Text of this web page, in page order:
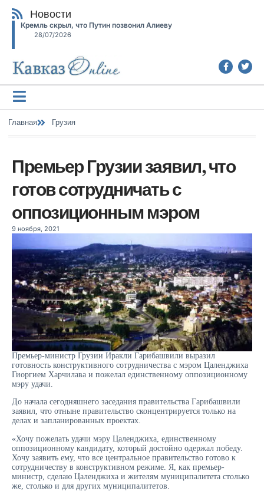
Новости
Кремль скрыл, что Путин позвонил Алиеву
28/07/2026
Главная Грузия
Премьер Грузии заявил, что
готов сотрудничать с
оппозиционным мэром
9 ноября, 2021
Премьер-министр Грузии Иракли Гарибашвили выразил
готовность конструктивного сотрудничества с мэром Цаленджиха
Гиоргием Харчилава и пожелал единственному оппозиционному
мэру удачи.
До начала сегодняшнего заседания правительства Гарибашвили
заявил, что отныне правительство сконцентрируется только на
делах и запланированных проектах.
«Хочу пожелать удачи мэру Цаленджиха, единственному
оппозиционному кандидату, который достойно одержал победу.
Хочу заявить ему, что все центральное правительство готово к
сотрудничеству в конструктивном режиме. Я, как премьер-
министр, сделаю Цаленджиха и жителям муниципалитета столько
же, столько и для других муниципалитетов.